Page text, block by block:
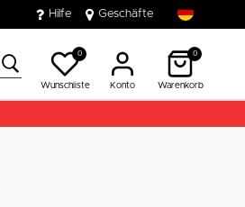
Hilfe Geschäfte
0
Wunschliste Konto
0
Warenkorb